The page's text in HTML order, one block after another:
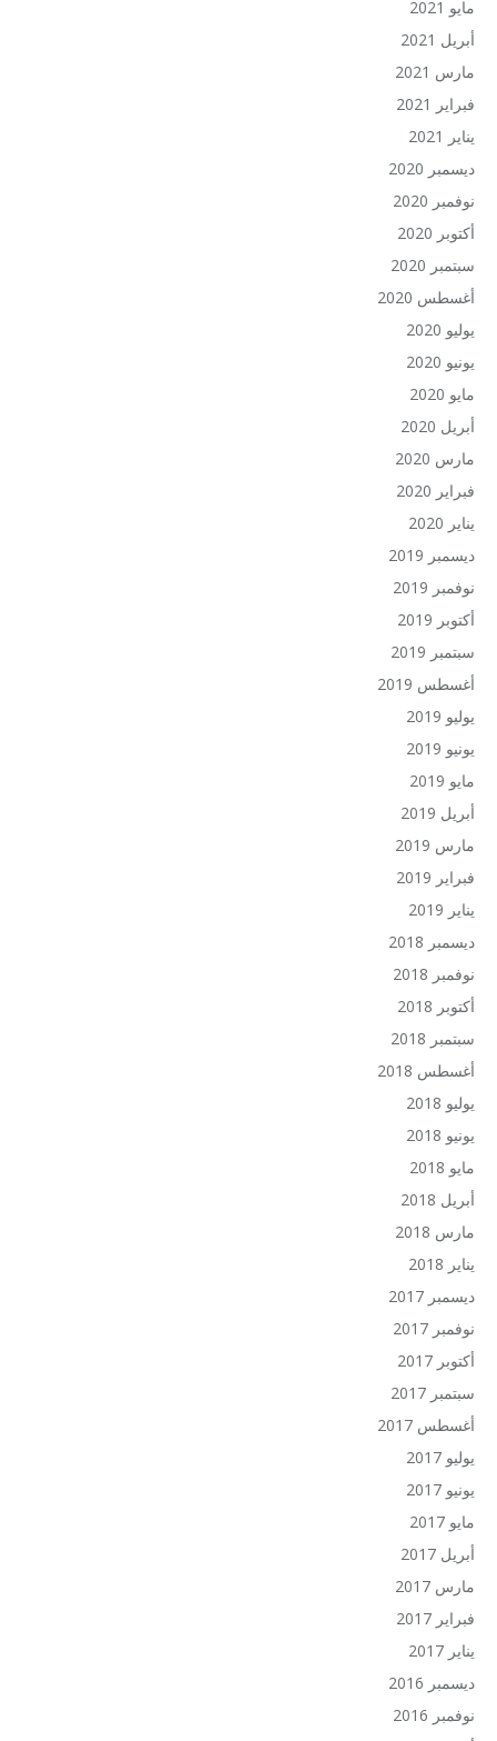
مايو 2021
أبريل 2021
مارس 2021
فبراير 2021
يناير 2021
ديسمبر 2020
نوفمبر 2020
أكتوبر 2020
سبتمبر 2020
أغسطس 2020
يوليو 2020
يونيو 2020
مايو 2020
أبريل 2020
مارس 2020
فبراير 2020
يناير 2020
ديسمبر 2019
نوفمبر 2019
أكتوبر 2019
سبتمبر 2019
أغسطس 2019
يوليو 2019
يونيو 2019
مايو 2019
أبريل 2019
مارس 2019
فبراير 2019
يناير 2019
ديسمبر 2018
نوفمبر 2018
أكتوبر 2018
سبتمبر 2018
أغسطس 2018
يوليو 2018
يونيو 2018
مايو 2018
أبريل 2018
مارس 2018
يناير 2018
ديسمبر 2017
نوفمبر 2017
أكتوبر 2017
سبتمبر 2017
أغسطس 2017
يوليو 2017
يونيو 2017
مايو 2017
أبريل 2017
مارس 2017
فبراير 2017
يناير 2017
ديسمبر 2016
نوفمبر 2016